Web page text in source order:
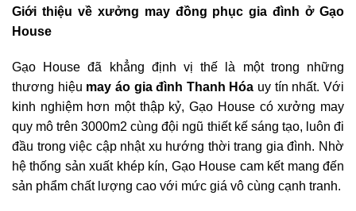
Giới thiệu về xưởng may đồng phục gia đình ở Gạo
House
Gạo House đã khẳng định vị thế là một trong những
thương hiệu may áo gia đình Thanh Hóa uy tín nhất. Với
kinh nghiệm hơn một thập kỷ, Gạo House có xưởng may
quy mô trên 3000m2 cùng đội ngũ thiết kế sáng tạo, luôn đi
đầu trong việc cập nhật xu hướng thời trang gia đình. Nhờ
hệ thống sản xuất khép kín, Gạo House cam kết mang đến
sản phẩm chất lượng cao với mức giá vô cùng cạnh tranh.